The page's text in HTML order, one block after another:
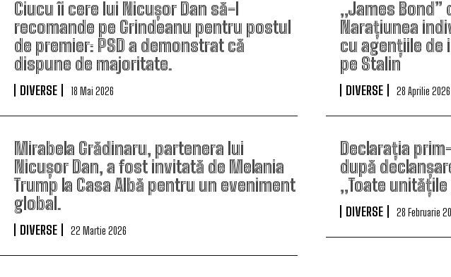
Ciucu îi cere lui Nicușor Dan să-l
recomande pe Grindeanu pentru postul
de premier: PSD a demonstrat că
dispune de majoritate.
DIVERSE 18 Mai 2026
„James Bond”
Narațiunea
cu agențiile
pe Stalin
DIVERSE 28 Aprilie 2026
Mirabela Grădinaru, partenera lui
Nicușor Dan, a fost invitată de Melania
Trump la Casa Albă pentru un eveniment
global.
DIVERSE 22 Martie 2026
Declarația
după
„Toate
DIVERSE 28 Februarie